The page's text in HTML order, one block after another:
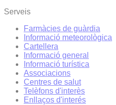
Serveis
Farmàcies de guàrdia
Informació meteorològica
Cartellera
Informació general
Informació turística
Associacions
Centres de salut
Telèfons d'interès
Enllaços d'interés